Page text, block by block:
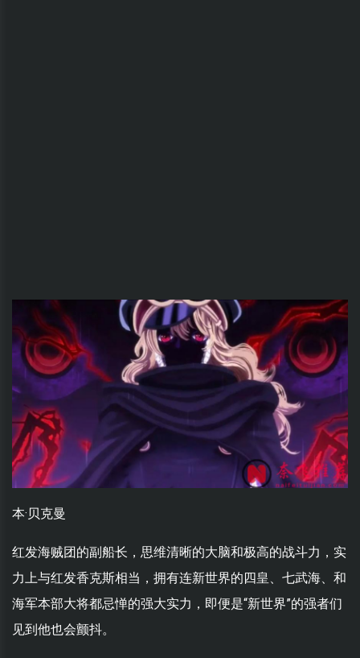
本·贝克曼
红发海贼团的副船长，思维清晰的大脑和极高的战斗力，实
力上与红发香克斯相当，拥有连新世界的四皇、七武海、和
海军本部大将都忌惮的强大实力，即便是“新世界”的强者们
见到他也会颤抖。